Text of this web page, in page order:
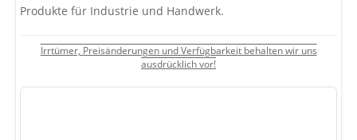
Produkte für Industrie und Handwerk.
Irrtümer, Preisänderungen und Verfügbarkeit behalten wir uns
ausdrücklich vor!